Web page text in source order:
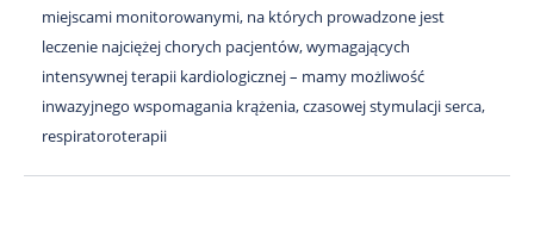
miejscami monitorowanymi, na których prowadzone jest
leczenie najciężej chorych pacjentów, wymagających
intensywnej terapii kardiologicznej – mamy możliwość
inwazyjnego wspomagania krążenia, czasowej stymulacji serca,
respiratoroterapii